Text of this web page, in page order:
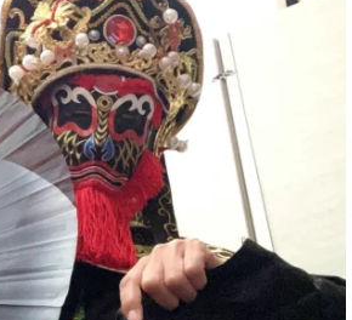
5 X
さらに読み込む